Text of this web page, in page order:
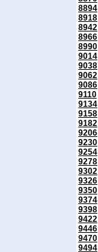
8894
8918
8942
8966
8990
9014
9038
9062
9086
9110
9134
9158
9182
9206
9230
9254
9278
9302
9326
9350
9374
9398
9422
9446
9470
9494